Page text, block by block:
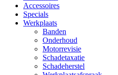
Accessoires
Specials
Werkplaats
Banden
Onderhoud
Motorrevisie
Schadetaxatie
Schadeherstel